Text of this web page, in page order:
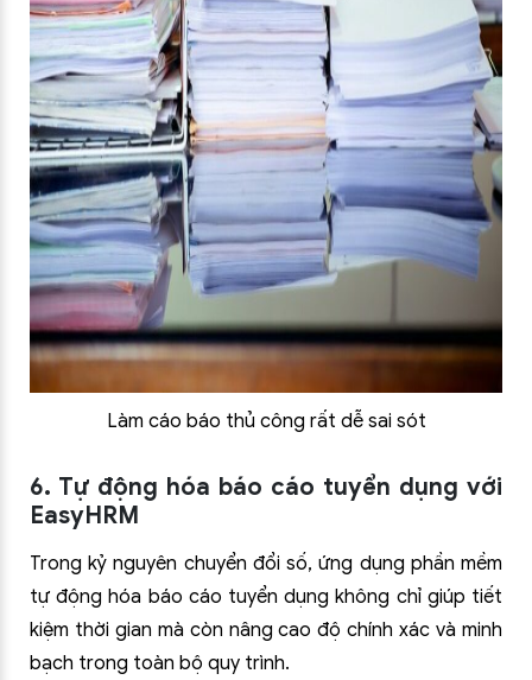
Làm cáo báo thủ công rất dễ sai sót
6. Tự động hóa báo cáo tuyển dụng với
EasyHRM
Trong kỷ nguyên chuyển đổi số, ứng dụng phần mềm
tự động hóa báo cáo tuyển dụng không chỉ giúp tiết
kiệm thời gian mà còn nâng cao độ chính xác và minh
bạch trong toàn bộ quy trình.